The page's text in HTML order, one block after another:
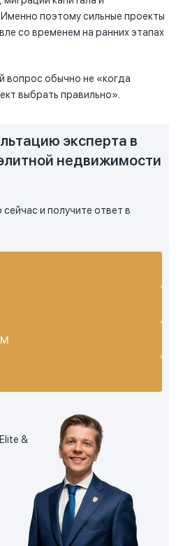
поэтому сильные проекты
со временем на ранних этапах
вопрос обычно не «когда
выбрать правильно».
эксперта в
недвижимости
и получите ответ в
&